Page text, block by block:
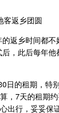
返乡时间都
，此后每年
的租期，
，7天的租期
行，妥妥保